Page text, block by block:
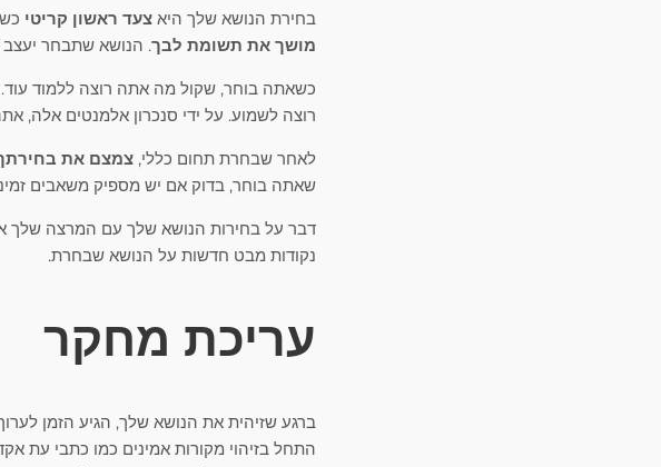
בחירת הנושא שלך היאצעד ראשון קריטי
מושך את תשומת לבך. הנושא שתבחר
כשאתה בוחר, שקול מה אתה רוצה ללמוד
רוצה לשמוע. על ידי סנכרון אלמנטים
לאחר שבחרת תחום כללי,צמצם את
שאתה בוחר, בדוק אם יש מספיק משאבים
דבר על בחירות הנושא שלך עם המרצה שלך
נקודות מבט חדשות על הנושא שבחרת.
עריכת מחקר
ברגע שזיהית את הנושא שלך, הגיע הזמן
התחל בזיהוי מקורות אמינים כמו כתבי עת